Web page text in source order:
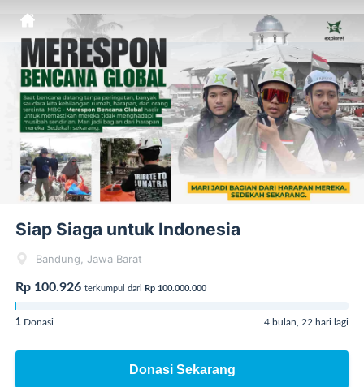
Siap Siaga untuk Indonesia
Bandung, Jawa Barat
Rp 100.926 terkumpul dari Rp 100.000.000
1 Donasi 4 bulan, 22 hari lagi
Donasi Sekarang